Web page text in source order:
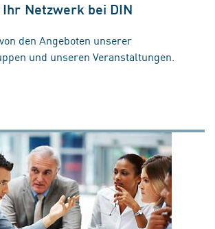
Netzwerk bei DIN
den Angeboten unserer
und unseren Veranstaltungen.